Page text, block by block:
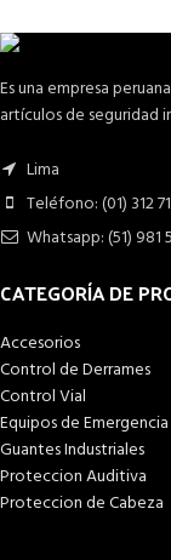
Es una empresa
artículos de seguridad
Lima
Teléfono: (01) 312
Whatsapp: (51) 981
CATEGORÍA DE
Accesorios
Control de Derrames
Control Vial
Equipos de Emergencia
Guantes Industriales
Proteccion Auditiva
Proteccion de Cabeza